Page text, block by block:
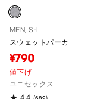
MEN, S-L
スウェットパーカ
¥790
値下げ
ユニセックス